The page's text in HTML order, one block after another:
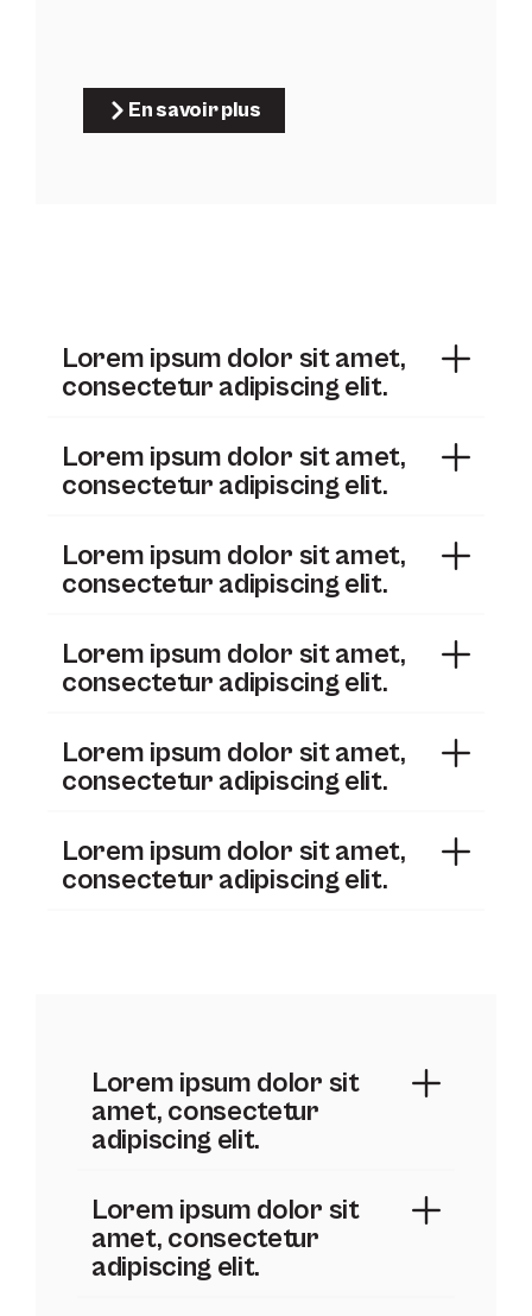
En savoir plus
Lorem ipsum dolor sit amet,
consectetur adipiscing elit.
Lorem ipsum dolor sit amet,
consectetur adipiscing elit.
Lorem ipsum dolor sit amet,
consectetur adipiscing elit.
Lorem ipsum dolor sit amet,
consectetur adipiscing elit.
Lorem ipsum dolor sit amet,
consectetur adipiscing elit.
Lorem ipsum dolor sit amet,
consectetur adipiscing elit.
Lorem ipsum dolor sit
amet, consectetur
adipiscing elit.
Lorem ipsum dolor sit
amet, consectetur
adipiscing elit.